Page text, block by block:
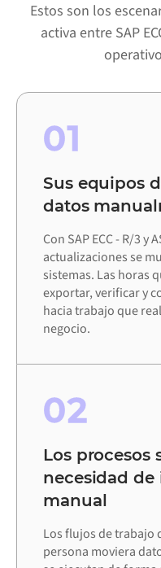
Estos son los
activa entre SAP
01
Sus equipos
datos
Con SAP ECC - R/3 y
actualizaciones se
sistemas. Las horas
exportar, verificar y
hacia trabajo que
negocio.
02
Los procesos
necesidad
manual
Los flujos de trabajo
persona moviera